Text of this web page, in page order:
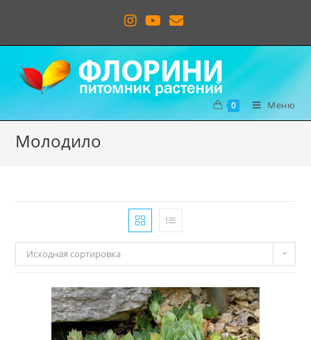
0 Меню
Молодило
Исходная сортировка